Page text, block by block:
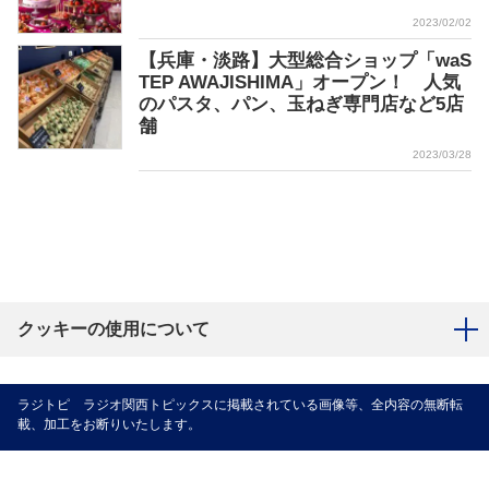
2023/02/02
【兵庫・淡路】大型総合ショップ「waS
TEP AWAJISHIMA」オープン！ 人気
のパスタ、パン、玉ねぎ専門店など5店
舗
2023/03/28
クッキーの使用について
ラジトピ ラジオ関西トピックスに掲載されている画像等、全内容の無断転
載、加工をお断りいたします。